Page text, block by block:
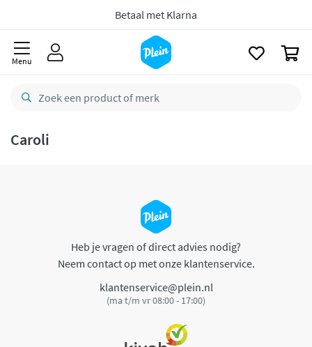
Betaal met Klarna
Menu
Caroli
Heb je vragen of direct advies nodig?
Neem contact op met onze klantenservice.
klantenservice@plein.nl
(ma t/m vr 08:00 - 17:00)